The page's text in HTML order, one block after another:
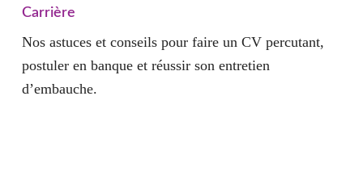
Carrière
Nos astuces et conseils pour faire un CV percutant,
postuler en banque et réussir son entretien
d’embauche.